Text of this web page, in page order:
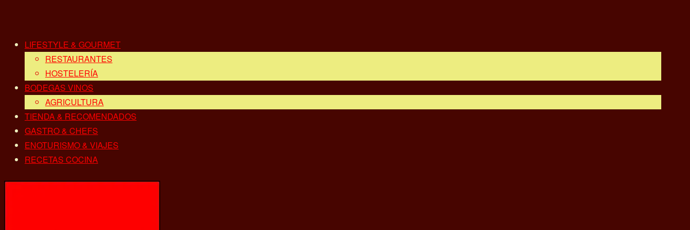
LIFESTYLE & GOURMET
RESTAURANTES
HOSTELERÍA
BODEGAS VINOS
AGRICULTURA
TIENDA & RECOMENDADOS
GASTRO & CHEFS
ENOTURISMO & VIAJES
RECETAS COCINA